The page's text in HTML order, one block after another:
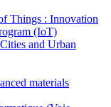
Things : Innovation
(IoT)
and Urban
materials